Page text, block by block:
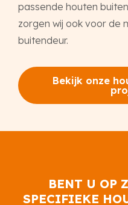
passende houten
zorgen wij ook voor de
buitendeur.
Bekijk onze
BENT U OP
SPECIFIEKE